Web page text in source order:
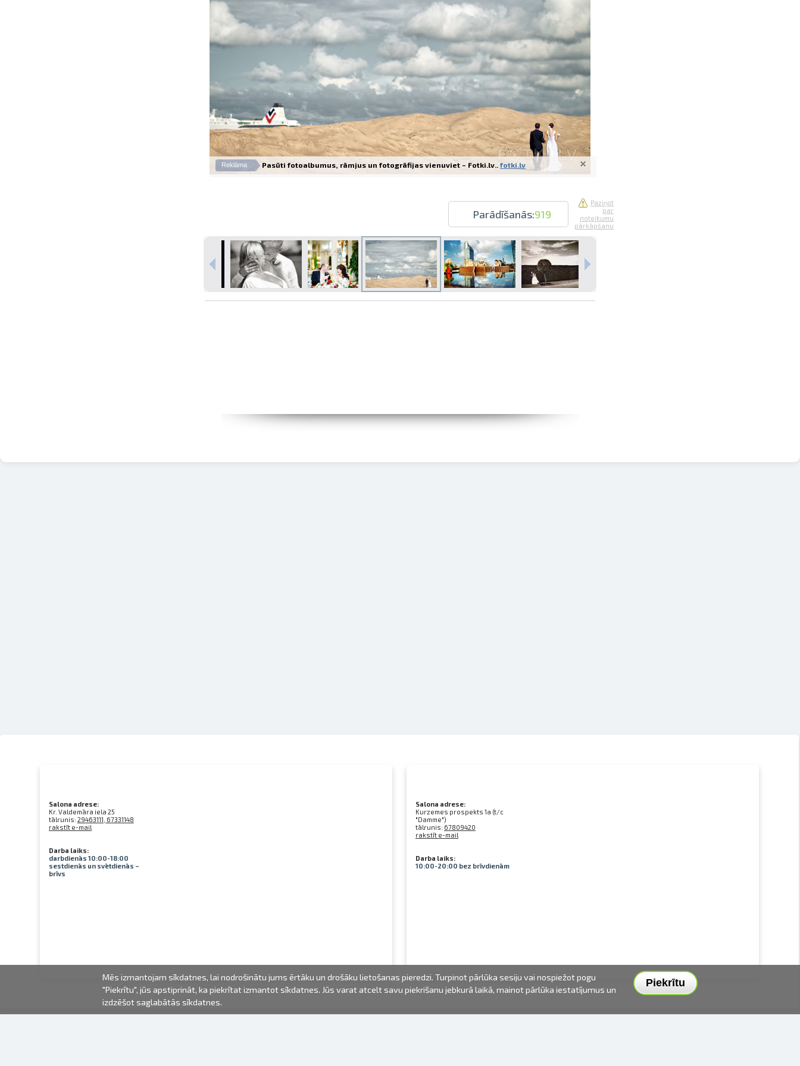
Izdrukas 1h laikā Rīgā – pasūtiet tiešsaistē
Dažādi formāti un papīra veidi jūsu foto
Piegāde visā Latvijā vai saņemšana klātienē
Reklāma Pasūti fotoalbumus, rāmjus un fotogrāfijas vienuviet – Fotki.lv.. fotki.lv
Parādīšanās:919
Paziņot
par
noteikumu
pārkāpšanu
Salona adrese:
Kr. Valdemāra iela 25
tālrunis: 29463111, 67331148
rakstīt e-mail
Darba laiks:
darbdienās 10:00-18:00
sestdienās un svētdienās –
brīvs
Salona adrese:
Kurzemes prospekts 1a (t/c
"Damme")
tālrunis: 67809420
rakstīt e-mail
Darba laiks:
10:00-20:00 bez brīvdienām
Piekrītu
Mēs izmantojam sīkdatnes, lai nodrošinātu jums ērtāku un drošāku lietošanas pieredzi. Turpinot pārlūka sesiju vai nospiežot pogu
"Piekrītu", jūs apstiprināt, ka piekrītat izmantot sīkdatnes. Jūs varat atcelt savu piekrišanu jebkurā laikā, mainot pārlūka iestatījumus un
izdzēšot saglabātās sīkdatnes.